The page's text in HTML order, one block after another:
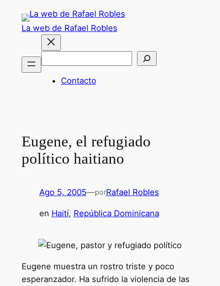
contenido
La web de Rafael Robles
Buscar
Contacto
Eugene, el refugiado
político haitiano
Ago 5, 2005—porRafael Robles
en Haití, República Dominicana
Eugene muestra un rostro triste y poco
esperanzador. Ha sufrido la violencia de las